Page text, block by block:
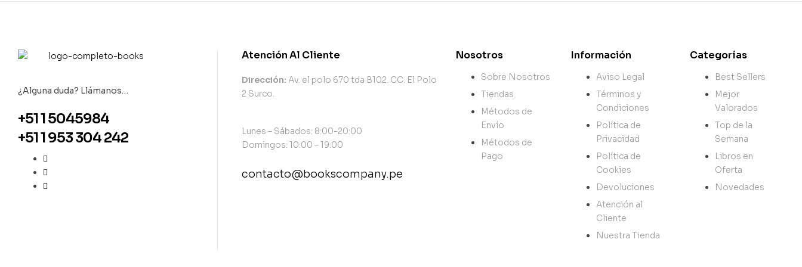
¿Alguna duda? Llámanos…
+51 1 5045984
+51 1 953 304 242
Atención Al Cliente
Dirección: Av. el polo 670 tda B102. CC. El Polo
2 Surco.
Lunes – Sábados: 8:00-20:00
Domingos: 10:00 – 19:00
contacto@bookscompany.pe
Nosotros
Sobre Nosotros
Tiendas
Métodos de
Envío
Métodos de
Pago
Información
Aviso Legal
Términos y
Condiciones
Política de
Privacidad
Política de
Cookies
Devoluciones
Atención al
Cliente
Nuestra Tienda
Categorías
Best Sellers
Mejor
Valorados
Top de la
Semana
Libros en
Oferta
Novedades